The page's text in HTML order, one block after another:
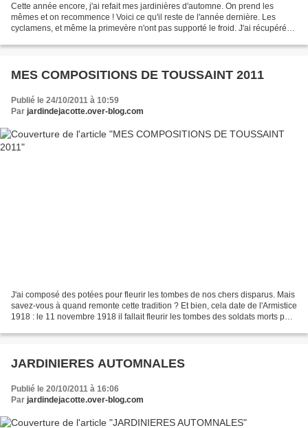
Cette année encore, j'ai refait mes jardinières d'automne. On prend les
mêmes et on recommence ! Voici ce qu'il reste de l'année dernière. Les
cyclamens, et même la primevère n'ont pas supporté le froid. J'ai récupéré
MES COMPOSITIONS DE TOUSSAINT 2011
Publié le 24/10/2011 à 10:59
Par jardindejacotte.over-blog.com
J'ai composé des potées pour fleurir les tombes de nos chers disparus. Mais
savez-vous à quand remonte cette tradition ? Et bien, cela date de l'Armistice
1918 : le 11 novembre 1918 il fallait fleurir les tombes des soldats morts pour
JARDINIERES AUTOMNALES
Publié le 20/10/2011 à 16:06
Par jardindejacotte.over-blog.com